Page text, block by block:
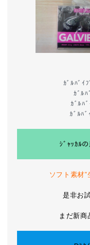
ｶﾞﾙﾊﾞｲ
ｶﾞﾙﾊ
ｶﾞﾙﾊ
ｶﾞﾙﾊﾞ
ｼﾞｬｯｶﾙ
ソフト素材
是非お
まだ新商